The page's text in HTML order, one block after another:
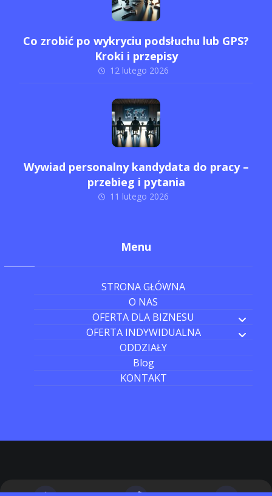
Co zrobić po wykryciu podsłuchu lub GPS?
Kroki i przepisy
12 lutego 2026
Wywiad personalny kandydata do pracy –
przebieg i pytania
11 lutego 2026
Menu
STRONA GŁÓWNA
O NAS
OFERTA DLA BIZNESU
OFERTA INDYWIDUALNA
ODDZIAŁY
Blog
KONTAKT